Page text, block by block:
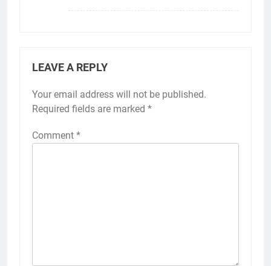
LEAVE A REPLY
Your email address will not be published.
Required fields are marked *
Comment *